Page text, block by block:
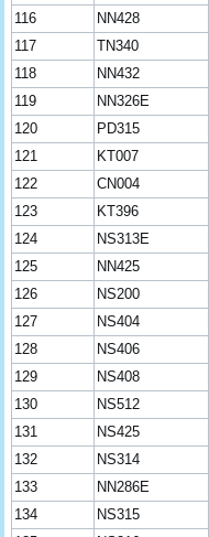
116
NN428
117
TN340
118
NN432
119
NN326E
120
PD315
121
KT007
122
CN004
123
KT396
124
NS313E
125
NN425
126
NS200
127
NS404
128
NS406
129
NS408
130
NS512
131
NS425
132
NS314
133
NN286E
134
NS315